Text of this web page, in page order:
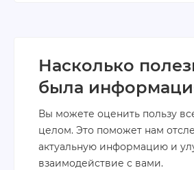
Насколько
была
Вы можете оценить пользу
целом. Это поможет нам
актуальную информацию и
взаимодействие с вами.